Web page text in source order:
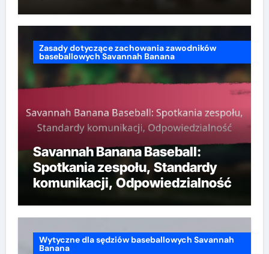
Zasady dotyczące zachowania zawodników
baseballowych Savannah Banana
Savannah Banana Baseball:
Spotkania zespołu, Standardy
komunikacji, Odpowiedzialność
Wytyczne dla sędziów baseballowych Savannah
Banana